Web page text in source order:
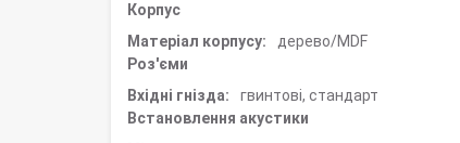
Корпус
Матеріал корпусу:
дерево/MDF
Роз'єми
Вхідні гнізда:
гвинтові, стандарт
Встановлення акустики